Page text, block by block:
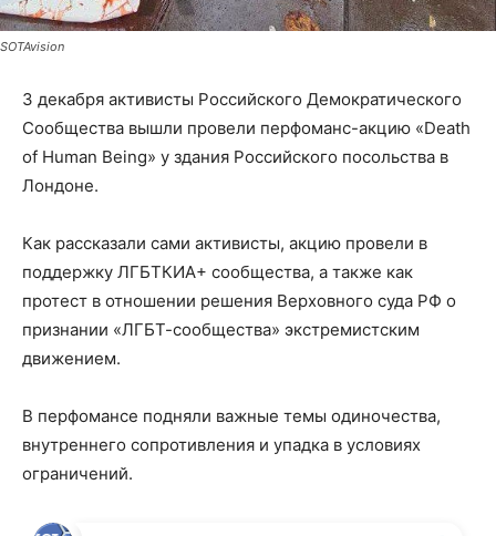
SOTAvision
3 декабря активисты Российского Демократического
Сообщества вышли провели перфоманс-акцию «Death
of Human Being» у здания Российского посольства в
Лондоне.
Как рассказали сами активисты, акцию провели в
поддержку ЛГБТКИА+ сообщества, а также как
протест в отношении решения Верховного суда РФ о
признании «ЛГБТ-сообщества» экстремистским
движением.
В перфомансе подняли важные темы одиночества,
внутреннего сопротивления и упадка в условиях
ограничений.